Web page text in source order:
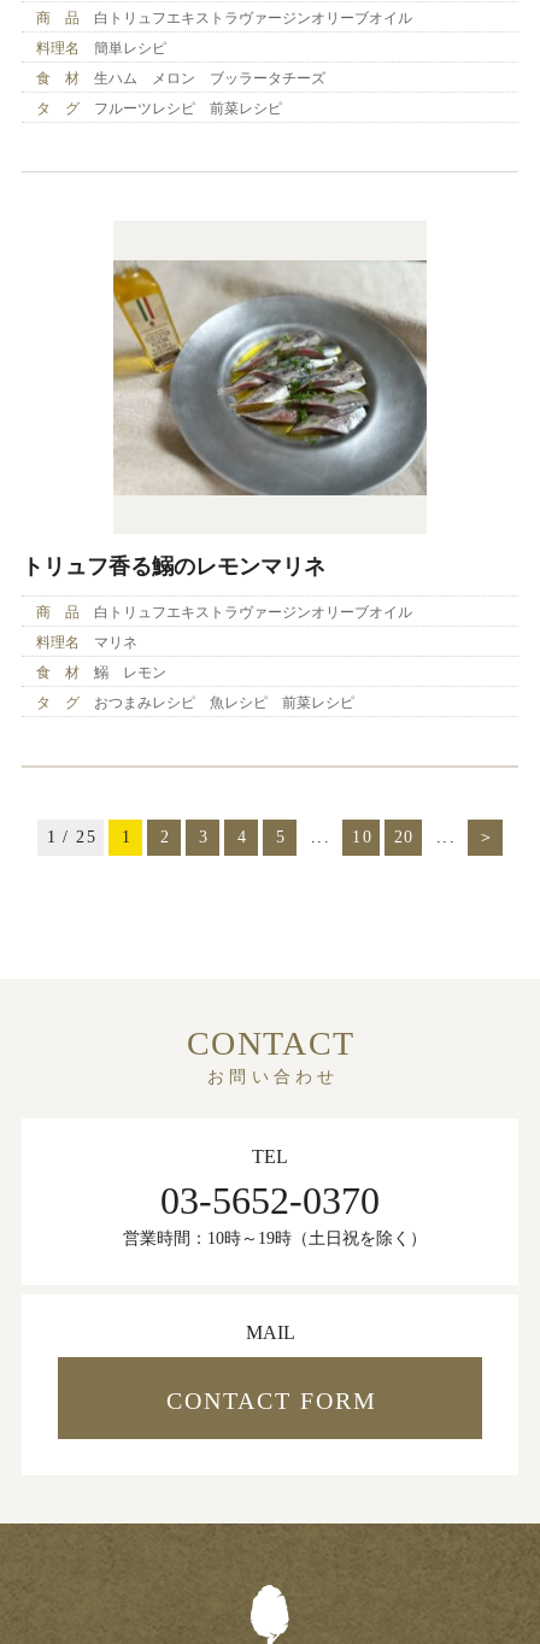
商 品
白トリュフエキストラヴァージンオリーブオイル
料理名
簡単レシピ
食 材
生ハム メロン ブッラータチーズ
タ グ
フルーツレシピ 前菜レシピ
トリュフ香る鰯のレモンマリネ
商 品
白トリュフエキストラヴァージンオリーブオイル
料理名
マリネ
食 材
鰯 レモン
タ グ
おつまみレシピ 魚レシピ 前菜レシピ
1 / 25 1 2 3 4 5 ... 10 20 ... ＞
CONTACT
お問い合わせ
TEL
03-5652-0370
営業時間：10時～19時（土日祝を除く）
MAIL
CONTACT FORM